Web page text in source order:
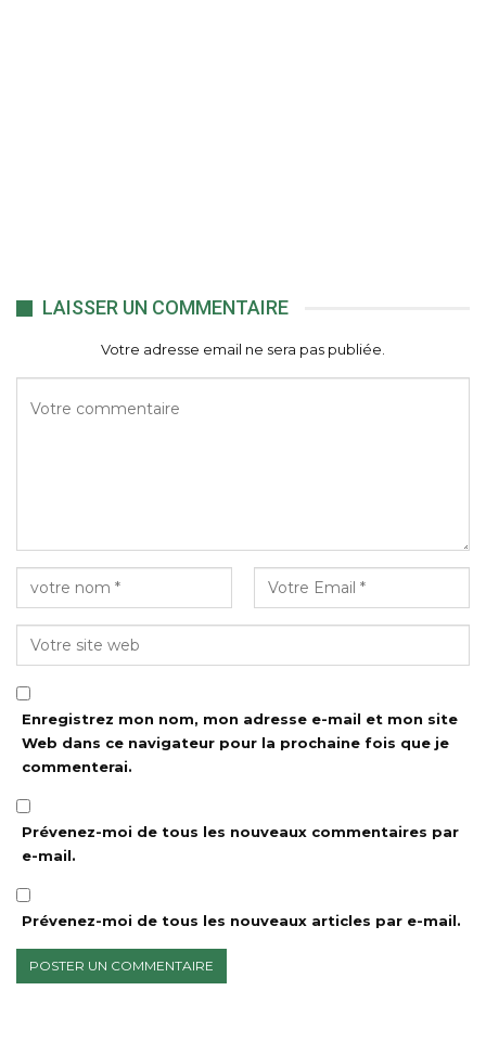
LAISSER UN COMMENTAIRE
Votre adresse email ne sera pas publiée.
Enregistrez mon nom, mon adresse e-mail et mon site
Web dans ce navigateur pour la prochaine fois que je
commenterai.
Prévenez-moi de tous les nouveaux commentaires par
e-mail.
Prévenez-moi de tous les nouveaux articles par e-mail.